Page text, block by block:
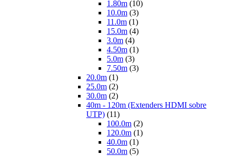
1.80m (10)
10.0m (3)
11.0m (1)
15.0m (4)
3.0m (4)
4.50m (1)
5.0m (3)
7.50m (3)
20.0m (1)
25.0m (2)
30.0m (2)
40m - 120m (Extenders HDMI sobre
UTP) (11)
100.0m (2)
120.0m (1)
40.0m (1)
50.0m (5)